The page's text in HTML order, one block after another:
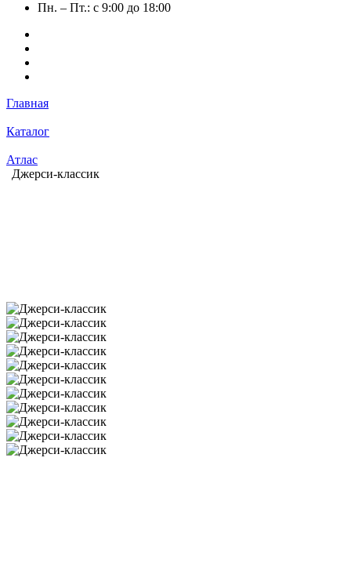
Пн. – Пт.: с 9:00 до 18:00
Главная
Каталог
Атлас
Джерси-классик